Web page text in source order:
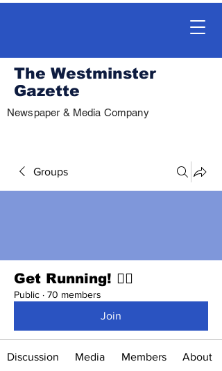
The Westminster
Gazette
Newspaper & Media Company
Groups
Get Running! 🏃‍♀️
Public · 70 members
Join
Discussion Media Members About